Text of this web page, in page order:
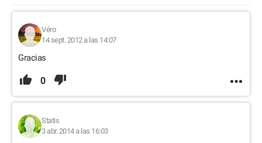
Véro
14 sept. 2012 a las 14:07
Gracias
0
Statis
3 abr. 2014 a las 16:03